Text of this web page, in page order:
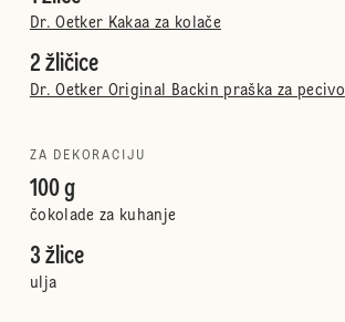
Dr. Oetker Kakaa za kolače
2 žličice
Dr. Oetker Original Backin praška za pecivo
ZA DEKORACIJU
100 g
čokolade za kuhanje
3 žlice
ulja